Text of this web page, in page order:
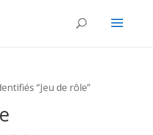
“Jeu de rôle”